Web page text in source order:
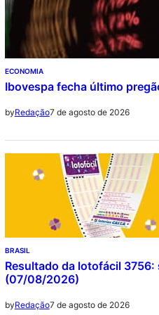
ECONOMIA
Ibovespa fecha último
byRedação7 de agosto de 2026
BRASIL
Resultado da lotofácil
(07/08/2026)
byRedação7 de agosto de 2026